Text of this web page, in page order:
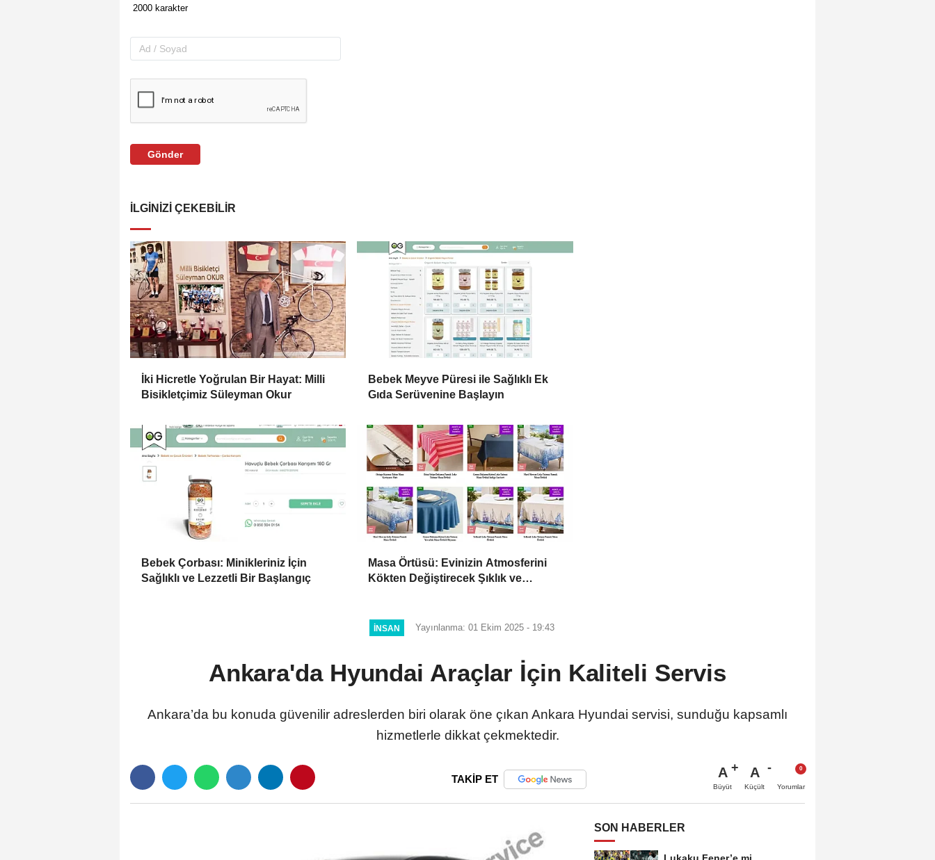
Gönder
İLGINIZI ÇEKEBILIR
İki Hicretle Yoğrulan Bir Hayat: Milli
Bisikletçimiz Süleyman Okur
Bebek Meyve Püresi ile Sağlıklı Ek
Gıda Serüvenine Başlayın
Bebek Çorbası: Minikleriniz İçin
Sağlıklı ve Lezzetli Bir Başlangıç
Masa Örtüsü: Evinizin Atmosferini
Kökten Değiştirecek Şıklık ve
İNSAN Yayınlanma: 01 Ekim 2025 - 19:43
Ankara'da Hyundai Araçlar İçin Kaliteli Servis
Ankara’da bu konuda güvenilir adreslerden biri olarak öne çıkan Ankara Hyundai servisi, sunduğu kapsamlı
hizmetlerle dikkat çekmektedir.
TAKİP ET A
Büyüt
A
Küçült Yorumlar
SON HABERLER